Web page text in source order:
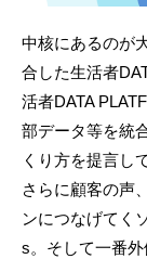
中核にあるのが
合した生活者
活者DATA
部データ等を統
くり方を提言し
さらに顧客の声
ンにつなげてく
s。そして一番